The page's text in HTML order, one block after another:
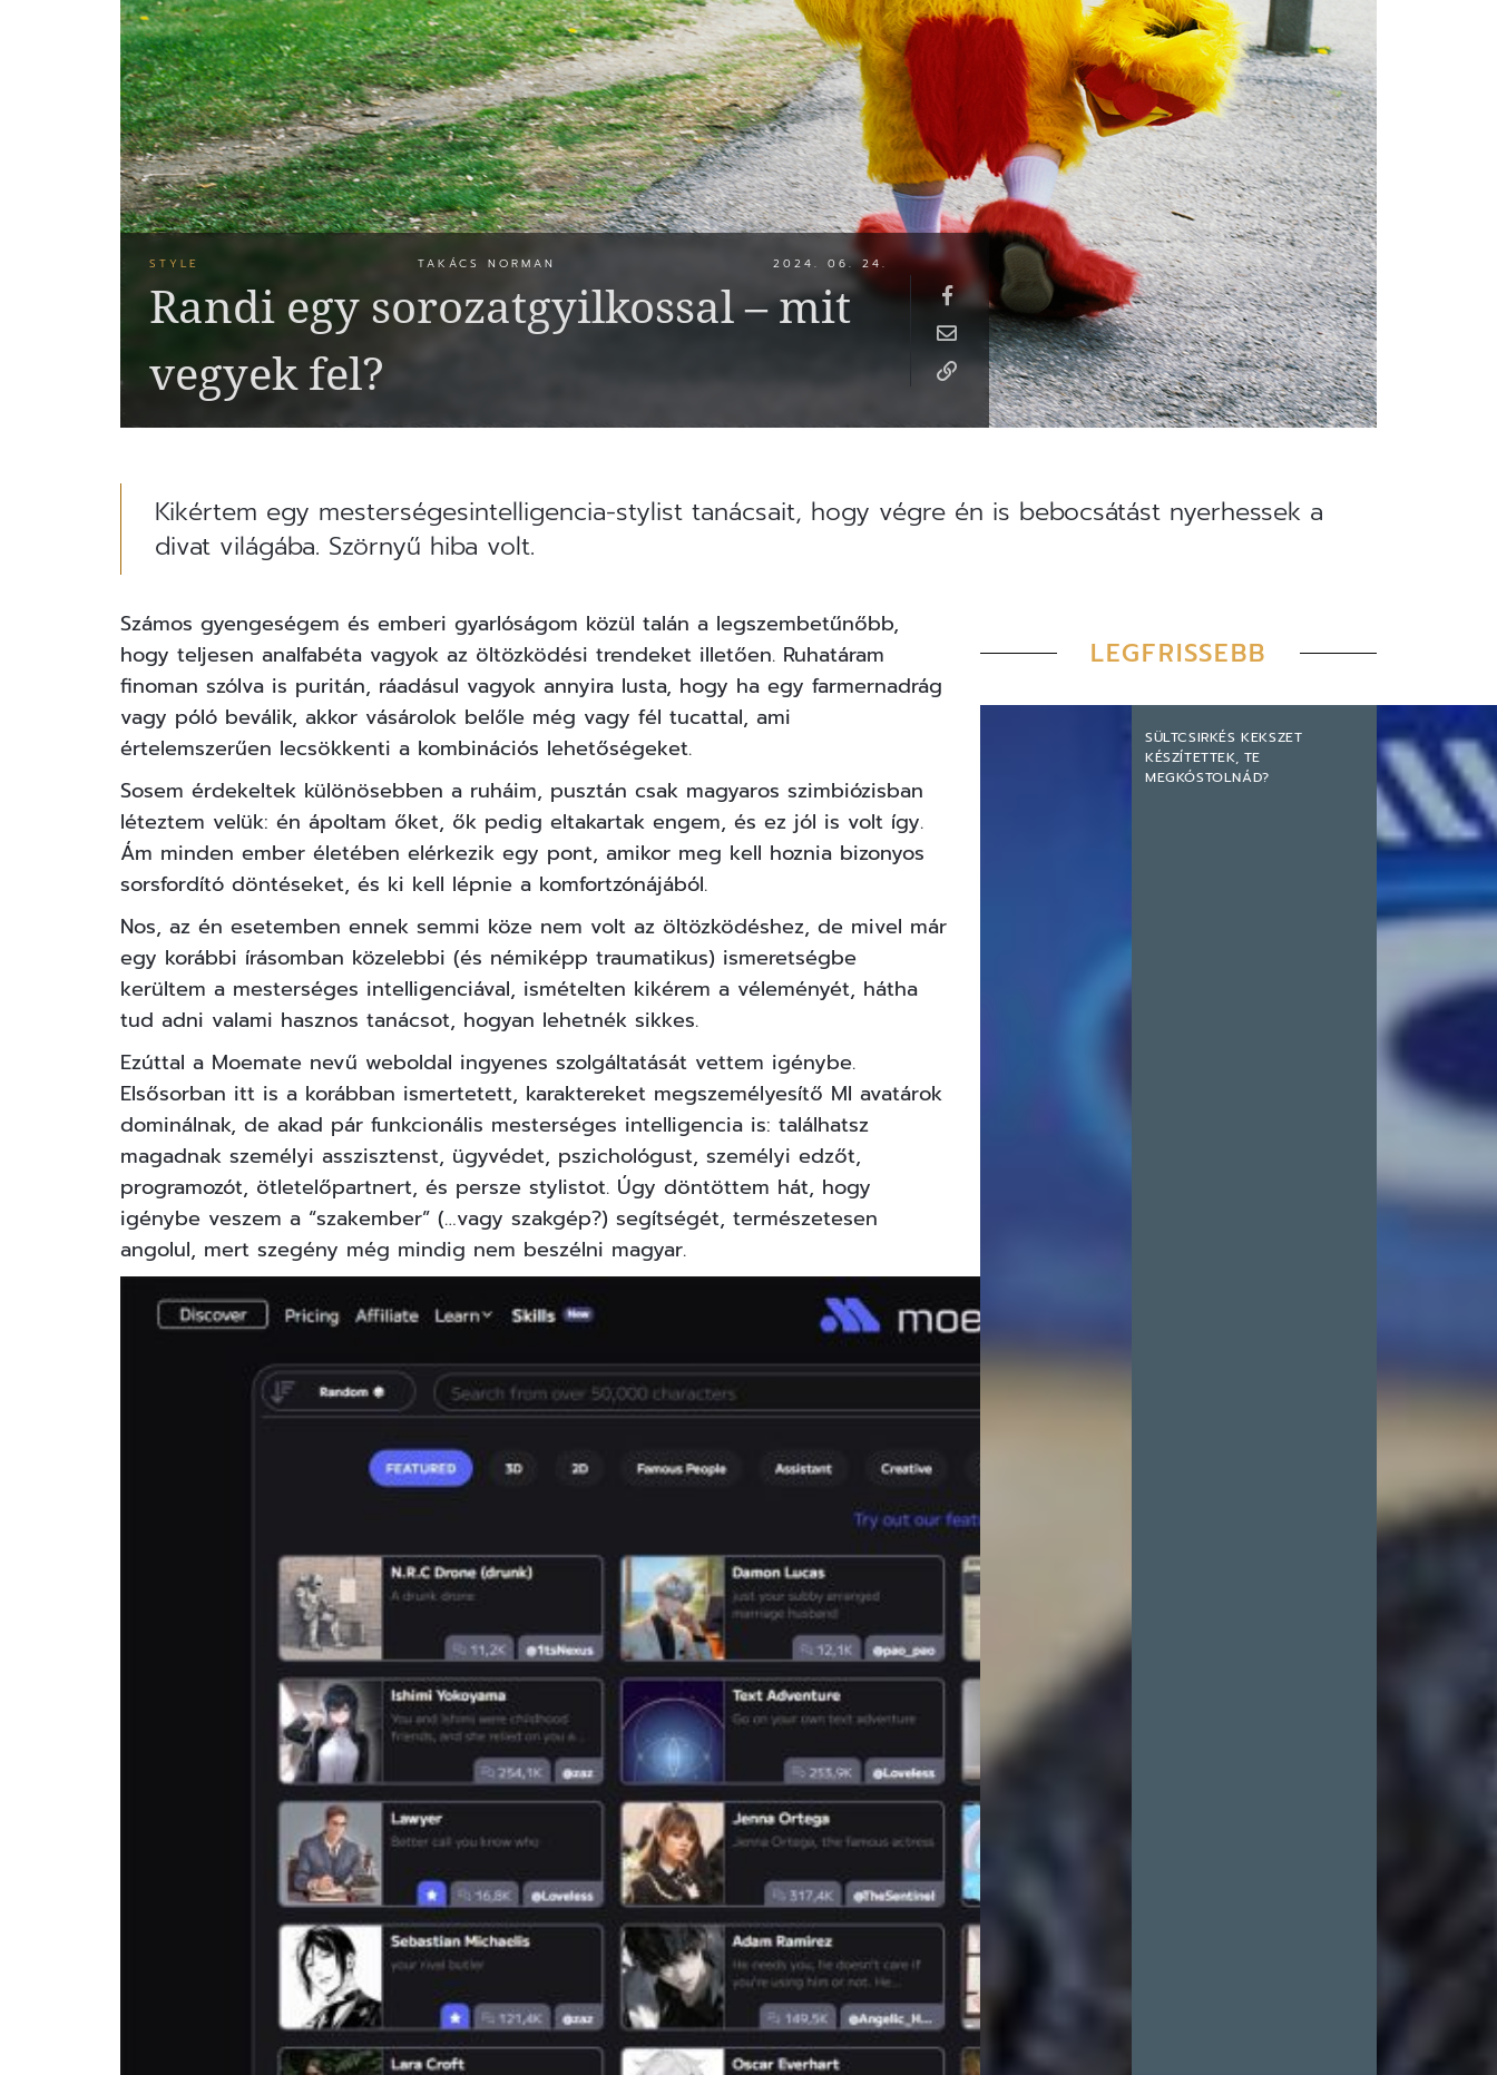
STYLE TAKÁCS NORMAN 2024. 06. 24.
Randi egy sorozatgyilkossal – mit
vegyek fel?
Kikértem egy mesterségesintelligencia-stylist tanácsait, hogy végre én is bebocsátást nyerhessek a
divat világába. Szörnyű hiba volt.
Számos gyengeségem és emberi gyarlóságom közül talán a legszembetűnőbb,
hogy teljesen analfabéta vagyok az öltözködési trendeket illetően. Ruhatáram
finoman szólva is puritán, ráadásul vagyok annyira lusta, hogy ha egy farmernadrág
vagy póló beválik, akkor vásárolok belőle még vagy fél tucattal, ami
értelemszerűen lecsökkenti a kombinációs lehetőségeket.
Sosem érdekeltek különösebben a ruháim, pusztán csak magyaros szimbiózisban
léteztem velük: én ápoltam őket, ők pedig eltakartak engem, és ez jól is volt így.
Ám minden ember életében elérkezik egy pont, amikor meg kell hoznia bizonyos
sorsfordító döntéseket, és ki kell lépnie a komfortzónájából.
Nos, az én esetemben ennek semmi köze nem volt az öltözködéshez, de mivel már
egy korábbi írásomban közelebbi (és némiképp traumatikus) ismeretségbe
kerültem a mesterséges intelligenciával, ismételten kikérem a véleményét, hátha
tud adni valami hasznos tanácsot, hogyan lehetnék sikkes.
Ezúttal a Moemate nevű weboldal ingyenes szolgáltatását vettem igénybe.
Elsősorban itt is a korábban ismertetett, karaktereket megszemélyesítő MI avatárok
dominálnak, de akad pár funkcionális mesterséges intelligencia is: találhatsz
magadnak személyi asszisztenst, ügyvédet, pszichológust, személyi edzőt,
programozót, ötletelőpartnert, és persze stylistot. Úgy döntöttem hát, hogy
igénybe veszem a “szakember” (…vagy szakgép?) segítségét, természetesen
angolul, mert szegény még mindig nem beszélni magyar.
LEGFRISSEBB
SÜLTCSIRKÉS KEKSZET
KÉSZÍTETTEK, TE
MEGKÓSTOLNÁD?